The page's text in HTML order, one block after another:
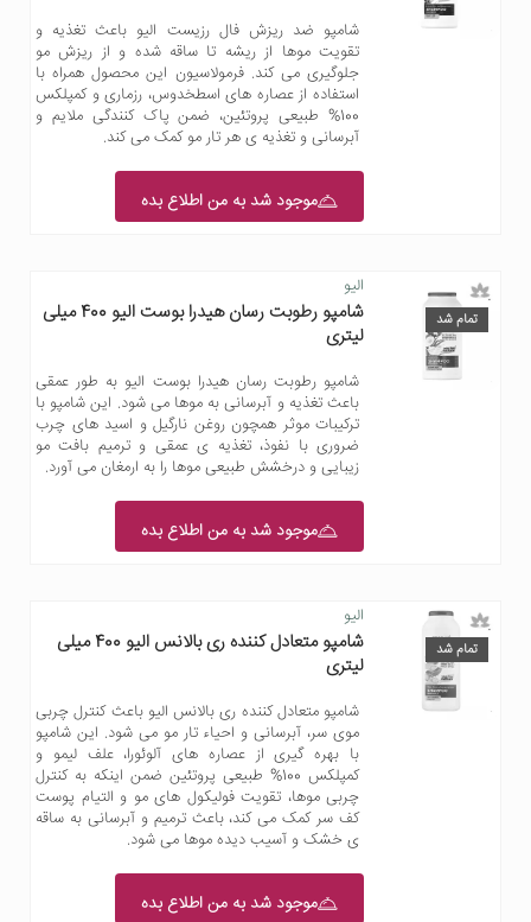
شامپو ضد ریزش فال رزیست الیو باعث تغذیه و
تقویت موها از ریشه تا ساقه شده و از ریزش مو
جلوگیری می کند. فرمولاسیون این محصول همراه با
استفاده از عصاره های اسطخدوس، رزماری و کمپلکس
100% طبیعی پروتئین، ضمن پاک کنندگی ملایم و
آبرسانی و تغذیه ی هر تار مو کمک می کند.
موجود شد به من اطلاع بده
تمام شد
الیو
شامپو رطوبت رسان هیدرا بوست الیو 400 میلی
لیتری
شامپو رطوبت رسان هیدرا بوست الیو به طور عمقی
باعث تغذیه و آبرسانی به موها می شود. این شامپو با
ترکیبات موثر همچون روغن نارگیل و اسید های چرب
ضروری با نفوذ، تغذیه ی عمقی و ترمیم بافت مو
زیبایی و درخشش طبیعی موها را به ارمغان می آورد.
موجود شد به من اطلاع بده
تمام شد
الیو
شامپو متعادل کننده ری بالانس الیو 400 میلی
لیتری
شامپو متعادل کننده ری بالانس الیو باعث کنترل چربی
موی سر، آبرسانی و احیاء تار مو می شود. این شامپو
با بهره گیری از عصاره های آلوئورا، علف لیمو و
کمپلکس 100% طبیعی پروتئین ضمن اینکه به کنترل
چربی موها، تقویت فولیکول های مو و التیام پوست
کف سر کمک می کند، باعث ترمیم و آبرسانی به ساقه
ی خشک و آسیب دیده موها می شود.
موجود شد به من اطلاع بده